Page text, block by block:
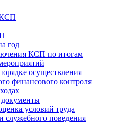
год
КСП по итогам
осуществления
финансового контроля
условий труда
служебного поведения